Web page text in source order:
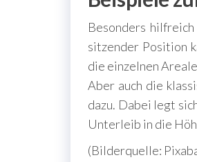
Besonders
sitzender Position
die einzelnen
Aber auch die
dazu. Dabei legt
Unterleib in die
(Bilderquelle: